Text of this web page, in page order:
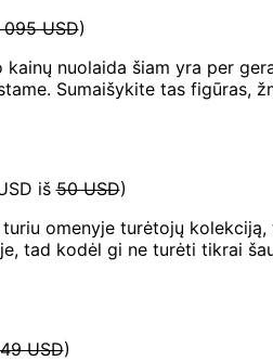
095 USD)
nuolaida šiam yra per
Sumaišykite tas figūras,
iš50 USD)
omenyje turėtojų
tad kodėl gi ne turėti tikrai
USD)